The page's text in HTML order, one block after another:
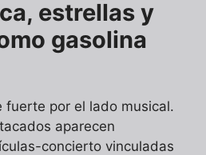
estrellas y
gasolina
fuerte por el lado musical.
aparecen
concierto vinculadas